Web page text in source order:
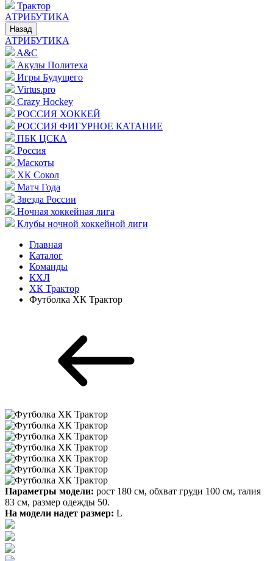
Трактор
АТРИБУТИКА
Назад
АТРИБУТИКА
A&C
Акулы Политеха
Игры Будущего
Virtus.pro
Crazy Hockey
РОССИЯ ХОККЕЙ
РОССИЯ ФИГУРНОЕ КАТАНИЕ
ПБК ЦСКА
Россия
Маскоты
ХК Сокол
Матч Года
Звезда России
Ночная хоккейная лига
Клубы ночной хоккейной лиги
Главная
Каталог
Команды
КХЛ
ХК Трактор
Футболка ХК Трактор
Параметры модели: рост 180 см, обхват груди 100 см, талия
83 см, размер одежды 50.
На модели надет размер: L